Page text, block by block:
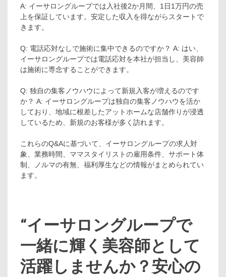
A: イーサロングループでは入社後2か月間、1日1万円の売
上を保証しています。安定した収入を得ながらスタートで
きます。
Q: 電話応対なしで施術に集中できるのですか？ A: はい、
イーサロングループでは電話応対を本社が担当し、美容師
は施術に専念することができます。
Q: 独自の集客ノウハウによって新規入客が増えるのです
か？ A: イーサロングループは独自の集客ノウハウを活か
しており、地域に根差したアットホームな店舗作りが浸透
しているため、新規のお客様が多く訪れます。
これらのQ&Aに基づいて、イーサロングループの求人対
象、業務時間、ママスタイリストの雇用条件、サポート体
制、ノルマの有無、福利厚生などの情報がまとめられてい
ます。
“イーサロングループで
一緒に輝く美容師として
活躍しませんか？安心の